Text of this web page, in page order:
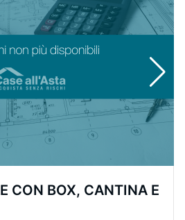
CON BOX, CANTINA E